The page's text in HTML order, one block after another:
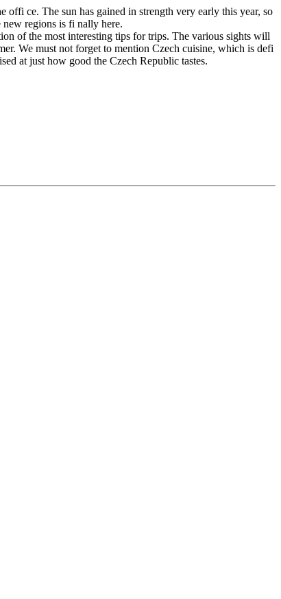
ce. The sun has gained in strength very early this year, so
regions is fi nally here.
of the most interesting tips for trips. The various sights will
We must not forget to mention Czech cuisine, which is defi
at just how good the Czech Republic tastes.